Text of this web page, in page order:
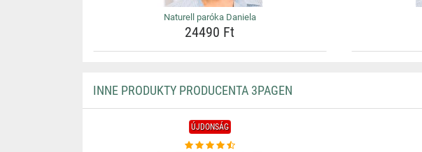
Naturell paróka Daniela
24490 Ft
INNE PRODUKTY PRODUCENTA 3PAGEN
ÚJDONSÁG